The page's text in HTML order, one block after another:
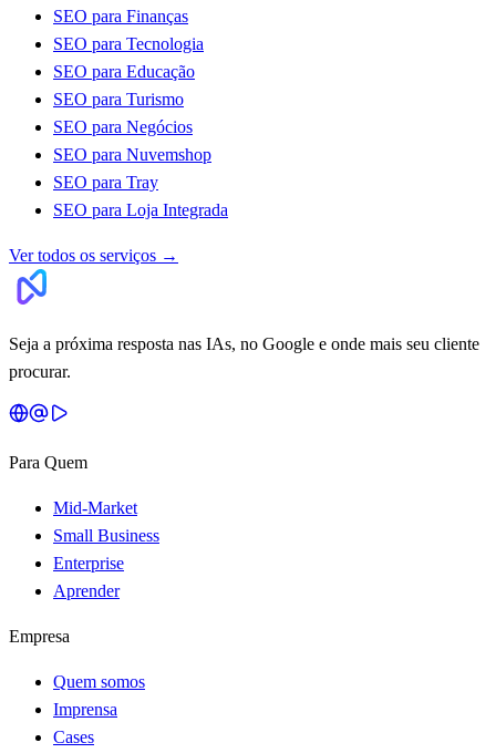
SEO para Finanças
SEO para Tecnologia
SEO para Educação
SEO para Turismo
SEO para Negócios
SEO para Nuvemshop
SEO para Tray
SEO para Loja Integrada
Ver todos os serviços →
Seja a próxima resposta nas IAs, no Google e onde mais seu cliente
procurar.
Para Quem
Mid-Market
Small Business
Enterprise
Aprender
Empresa
Quem somos
Imprensa
Cases